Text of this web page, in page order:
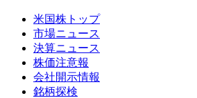
米国株トップ
市場ニュース
決算ニュース
株価注意報
会社開示情報
銘柄探検